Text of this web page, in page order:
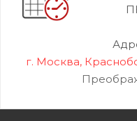
г. Москва,